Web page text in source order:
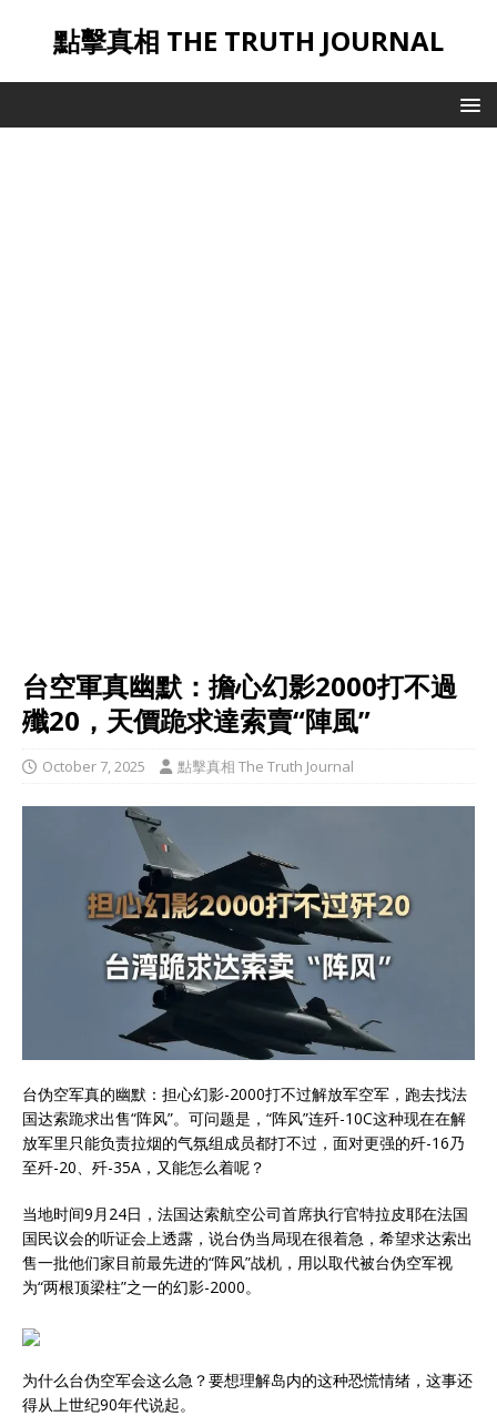
點擊真相 THE TRUTH JOURNAL
台空軍真幽默：擔心幻影2000打不過
殲20，天價跪求達索賣“陣風”
October 7, 2025 點擊真相 The Truth Journal
台伪空军真的幽默：担心幻影-2000打不过解放军空军，跑去找法
国达索跪求出售“阵风”。可问题是，“阵风”连歼-10C这种现在在解
放军里只能负责拉烟的气氛组成员都打不过，面对更强的歼-16乃
至歼-20、歼-35A，又能怎么着呢？
当地时间9月24日，法国达索航空公司首席执行官特拉皮耶在法国
国民议会的听证会上透露，说台伪当局现在很着急，希望求达索出
售一批他们家目前最先进的“阵风”战机，用以取代被台伪空军视
为“两根顶梁柱”之一的幻影-2000。
为什么台伪空军会这么急？要想理解岛内的这种恐慌情绪，这事还
得从上世纪90年代说起。